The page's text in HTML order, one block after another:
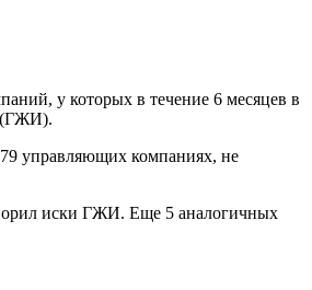
у которых в течение 6 месяцев в
(ГЖИ).
управляющих компаниях, не
иски ГЖИ. Еще 5 аналогичных